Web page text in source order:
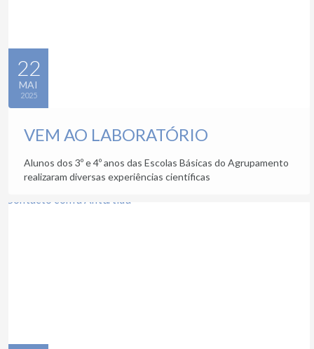
22
MAI
2025
VEM AO LABORATÓRIO
Alunos dos 3º e 4º anos das Escolas Básicas do Agrupamento
realizaram diversas experiências científicas